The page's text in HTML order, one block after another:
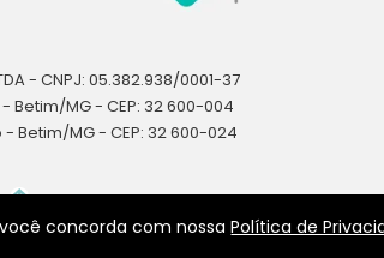
concorda com nossaPolítica de
- CNPJ: 05.382.938/0001-37
Betim/MG - CEP: 32 600-004
Betim/MG - CEP: 32 600-024